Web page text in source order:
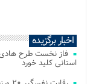
اخبار برگزیده
فاز نخست طرح هادی
استانی کلید خورد